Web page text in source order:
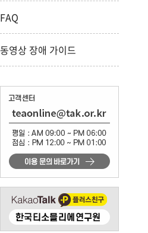
FAQ
동영상 장애 가이드